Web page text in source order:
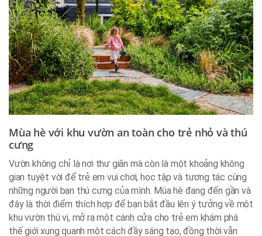
Mùa hè với khu vườn an toàn cho trẻ nhỏ và thú
cưng
Vườn không chỉ là nơi thư giãn mà còn là một khoảng không
gian tuyệt vời để trẻ em vui chơi, học tập và tương tác cùng
những người bạn thú cưng của mình. Mùa hè đang đến gần và
đây là thời điểm thích hợp để bạn bắt đầu lên ý tưởng về một
khu vườn thú vị, mở ra một cánh cửa cho trẻ em khám phá
thế giới xung quanh một cách đầy sáng tạo, đồng thời vẫn